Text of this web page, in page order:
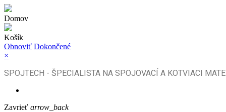
Domov
Košík
Obnoviť Dokončené
×
SPOJTECH - ŠPECIALISTA NA SPOJOVACÍ A KOTVIACI
Zavrieť arrow_back